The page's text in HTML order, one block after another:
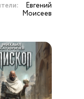
Евгений
Моисеев